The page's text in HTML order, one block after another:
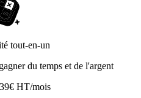
tout-en-un
du temps et de l'argent
HT/mois